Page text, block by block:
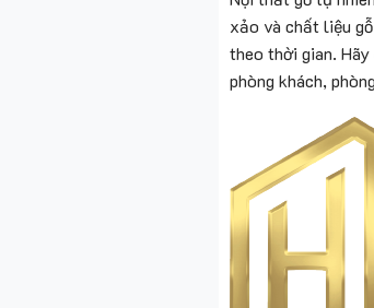
xảo và chất liệu
theo thời gian.
phòng khách,